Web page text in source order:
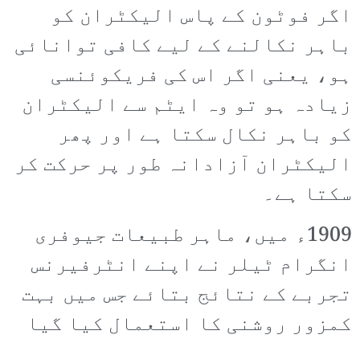
اگر فوٹون کے پاس الیکٹران کو
باہر نکالنے کے لیے کافی توانائی
ہو، یعنی اگر اس کی فریکوئنسی
زیادہ ہو تو وہ ایٹم سے الیکٹران
کو باہر نکال سکتا ہے اور پھر
الیکٹران آزادانہ طور پر حرکت کر
سکتا ہے۔
1909ء میں، ماہر طبیعات جیوفری
انگرام ٹیلر نے اپنے انٹرفیرنس
تجربے کے نتائج بتائے جس میں بہت
کمزور روشنی کا استعمال کیا گیا